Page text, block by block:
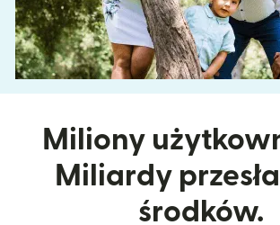
Miliony
Miliardy
środków.